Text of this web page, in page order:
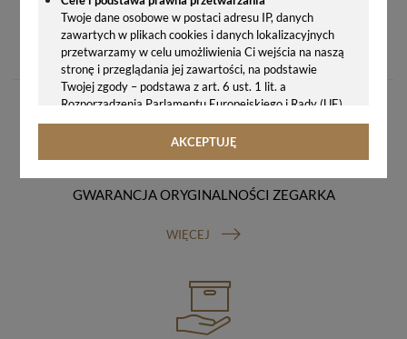
Twoje dane osobowe w postaci adresu IP, danych
zawartych w plikach cookies i danych lokalizacyjnych
przetwarzamy w celu umożliwienia Ci wejścia na naszą
stronę i przeglądania jej zawartości, na podstawie
Twojej zgody – podstawa z art. 6 ust. 1 lit. a
Rozporządzenia Parlamentu Europejskiego i Rady (UE)
2016/679 z 27.04.2016 r. w sprawie ochrony osób
fizycznych w związku z przetwarzaniem danych
rozporządzenie o ochronie danych, tj. RODO).
Twoje dane osobowe możemy udostępniać
hostingodawcy. Takie podmioty przetwarzają dane na
poleceniami. Przekazujemy Twoje dane poza teren
Polski/UE/Europejskiego Obszaru Gospodarczego.
Okres przechowywania danych
Twoje dane przechowujemy do czasu posiadania
AKCEPTUJĘ
594,00 zł
GWARANCJA ORYGINALNOŚCI ZEGARKA
WIĘCEJ